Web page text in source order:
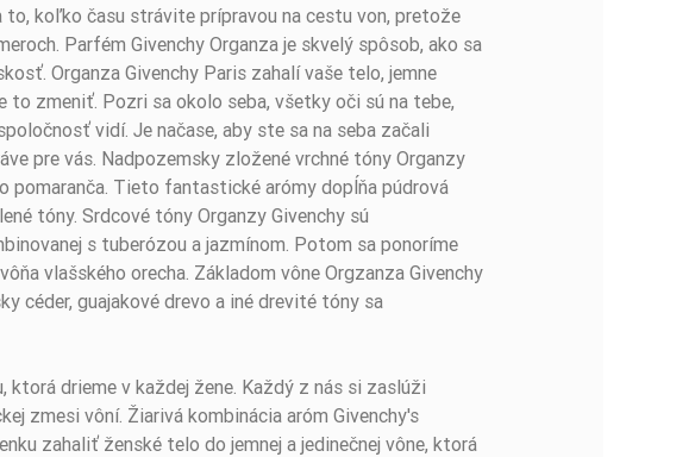
koľko času strávite prípravou na cestu von, pretože
Parfém Givenchy Organza je skvelý spôsob, ako sa
Organza Givenchy Paris zahalí vaše telo, jemne
zmeniť. Pozri sa okolo seba, všetky oči sú na tebe,
vidí. Je načase, aby ste sa na seba začali
pre vás. Nadpozemsky zložené vrchné tóny Organzy
pomaranča. Tieto fantastické arómy dopĺňa púdrová
tóny. Srdcové tóny Organzy Givenchy sú
s tuberózou a jazmínom. Potom sa ponoríme
vlašského orecha. Základom vône Orgzanza Givenchy
céder, guajakové drevo a iné drevité tóny sa
ktorá drieme v každej žene. Každý z nás si zaslúži
zmesi vôní. Žiarivá kombinácia aróm Givenchy's
zahaliť ženské telo do jemnej a jedinečnej vône, ktorá